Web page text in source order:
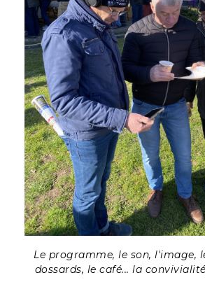
Le programme, le son, l'image,
dossards, le café... la